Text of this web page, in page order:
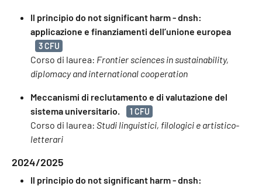
Il principio do not significant harm - dnsh:
applicazione e finanziamenti dell’unione europea
3 CFU
Corso di laurea: Frontier sciences in sustainability,
diplomacy and international cooperation
Meccanismi di reclutamento e di valutazione del
sistema universitario.
1 CFU
Corso di laurea: Studi linguistici, filologici e artistico-
letterari
2024/2025
Il principio do not significant harm - dnsh: